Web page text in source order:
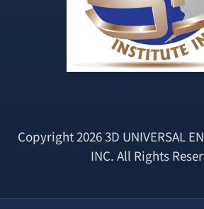
Copyright 2026 3D UNIVERSAL
INC. All Rights